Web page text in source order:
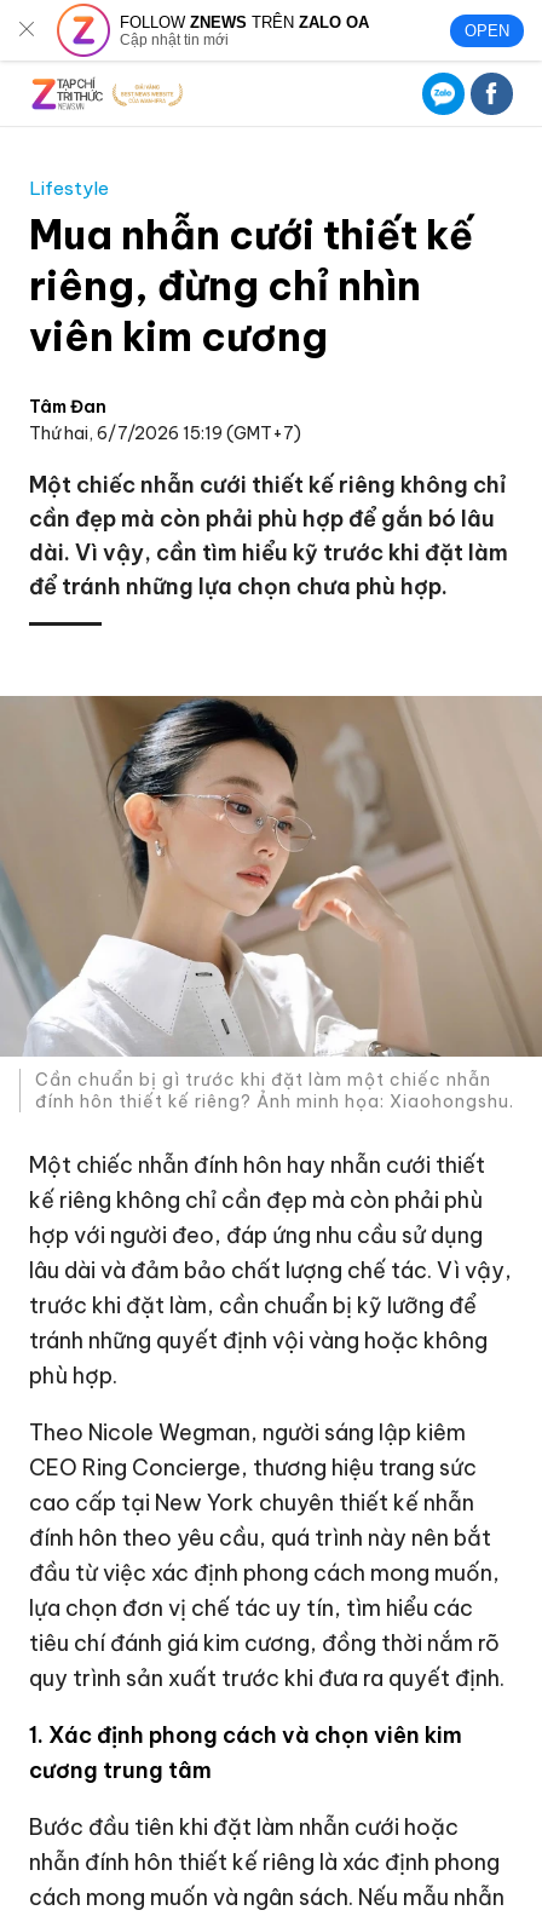
FOLLOWZNEWS TRÊNZALO OA
Cập nhật tin mới OPEN
Lifestyle
Mua nhẫn cưới thiết kế
riêng, đừng chỉ nhìn
viên kim cương
Tâm Đan
Thứ hai, 6/7/2026 15:19 (GMT+7)
Một chiếc nhẫn cưới thiết kế riêng không chỉ
cần đẹp mà còn phải phù hợp để gắn bó lâu
dài. Vì vậy, cần tìm hiểu kỹ trước khi đặt làm
để tránh những lựa chọn chưa phù hợp.
Cần chuẩn bị gì trước khi đặt làm một chiếc nhẫn
đính hôn thiết kế riêng? Ảnh minh họa: Xiaohongshu.
Một chiếc nhẫn đính hôn hay nhẫn cưới thiết
kế riêng không chỉ cần đẹp mà còn phải phù
hợp với người đeo, đáp ứng nhu cầu sử dụng
lâu dài và đảm bảo chất lượng chế tác. Vì vậy,
trước khi đặt làm, cần chuẩn bị kỹ lưỡng để
tránh những quyết định vội vàng hoặc không
phù hợp.
Theo Nicole Wegman, người sáng lập kiêm
CEO Ring Concierge, thương hiệu trang sức
cao cấp tại New York chuyên thiết kế nhẫn
đính hôn theo yêu cầu, quá trình này nên bắt
đầu từ việc xác định phong cách mong muốn,
lựa chọn đơn vị chế tác uy tín, tìm hiểu các
tiêu chí đánh giá kim cương, đồng thời nắm rõ
quy trình sản xuất trước khi đưa ra quyết định.
1. Xác định phong cách và chọn viên kim
cương trung tâm
Bước đầu tiên khi đặt làm nhẫn cưới hoặc
nhẫn đính hôn thiết kế riêng là xác định phong
cách mong muốn và ngân sách. Nếu mẫu nhẫn